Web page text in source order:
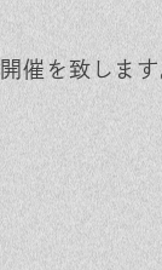
催を致しま